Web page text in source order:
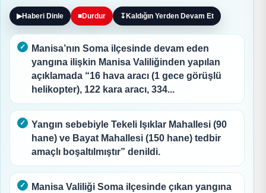
▶Haberi Dinle ■Durdur ↧ Kaldığın Yerden Devam Et
Manisa’nın Soma ilçesinde devam eden
yangına ilişkin Manisa Valiliğinden yapılan
açıklamada “16 hava aracı (1 gece görüşlü
helikopter), 122 kara aracı, 334...
Yangın sebebiyle Tekeli Işıklar Mahallesi (90
hane) ve Bayat Mahallesi (150 hane) tedbir
amaçlı boşaltılmıştır” denildi.
Manisa Valiliği Soma ilçesinde çıkan yangına